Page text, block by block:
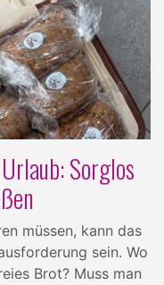
Sorglos
müssen, kann das
sein. Wo
Brot? Muss man